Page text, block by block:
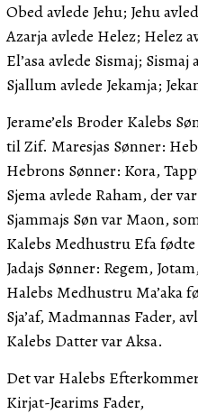
Obed avlede Jehu; Jehu
Azarja avlede Helez; Helez
El’asa avlede Sismaj;
Sjallum avlede Jekamja;
Jerame’els Broder Kalebs
til Zif. Maresjas Sønner:
Hebrons Sønner: Kora,
Sjema avlede Raham, der
Sjammajs Søn var Maon,
Kalebs Medhustru Efa fødte
Jadajs Sønner: Regem,
Halebs Medhustru Ma’aka
Sja’af, Madmannas Fader,
Kalebs Datter var Aksa.
Det var Halebs
Kirjat-Jearims Fader,